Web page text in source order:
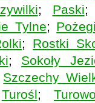
; Paski
Tylne;
; Rostki
; Sokoły
Szczechy
Turośl;